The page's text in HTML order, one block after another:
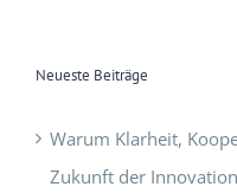
Neueste Beiträge
Warum Klarheit,
Zukunft der